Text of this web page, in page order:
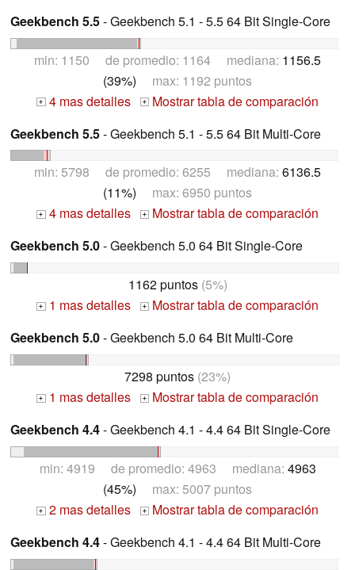
Geekbench 5.5- Geekbench 5.1 - 5.5 64 Bit Single-Core
min: 1150 de promedio: 1164 mediana: 1156.5
(39%) max: 1192 puntos
+ 4 mas detalles +
Mostrar tabla de comparación
Geekbench 5.5- Geekbench 5.1 - 5.5 64 Bit Multi-Core
min: 5798 de promedio: 6255 mediana: 6136.5
(11%) max: 6950 puntos
+ 4 mas detalles +
Mostrar tabla de comparación
Geekbench 5.0- Geekbench 5.0 64 Bit Single-Core
1162 puntos(5%)
+ 1 mas detalles +
Mostrar tabla de comparación
Geekbench 5.0- Geekbench 5.0 64 Bit Multi-Core
7298 puntos (23%)
+ 1 mas detalles +
Mostrar tabla de comparación
Geekbench 4.4- Geekbench 4.1 - 4.4 64 Bit Single-Core
min: 4919 de promedio: 4963 mediana: 4963
(45%) max: 5007 puntos
+ 2 mas detalles +
Mostrar tabla de comparación
Geekbench 4.4- Geekbench 4.1 - 4.4 64 Bit Multi-Core